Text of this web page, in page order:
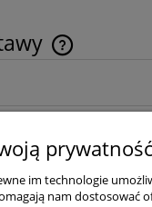
kosztów
prywatność
im technologie
nam dostosować